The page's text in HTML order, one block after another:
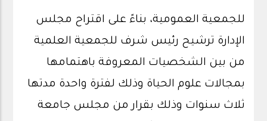
للجمعية العمومية، بناءً على اقتراح مجلس
الإدارة ترشيح رئيس شرف للجمعية العلمية
من بين الشخصيات المعروفة باهتمامها
بمجالات علوم الحياة وذلك لفترة واحدة مدتها
ثلاث سنوات وذلك بقرار من مجلس جامعة